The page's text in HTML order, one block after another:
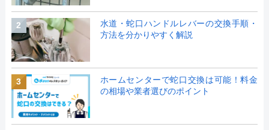
2
水道・蛇口ハンドルレバーの交換手順・
方法を分かりやすく解説
3
ホームセンターで蛇口交換は可能！料金
の相場や業者選びのポイント